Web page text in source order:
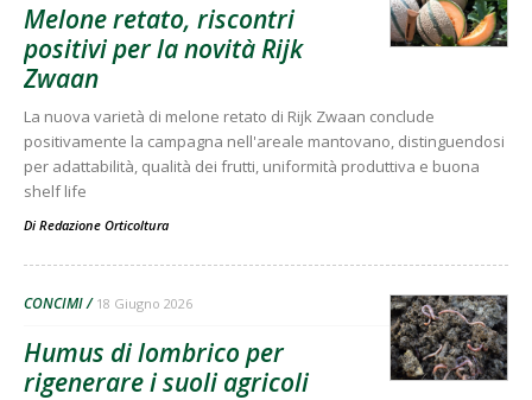
Melone retato, riscontri
positivi per la novità Rijk
Zwaan
La nuova varietà di melone retato di Rijk Zwaan conclude
positivamente la campagna nell'areale mantovano, distinguendosi
per adattabilità, qualità dei frutti, uniformità produttiva e buona
shelf life
Di Redazione Orticoltura
CONCIMI 18 Giugno 2026
Humus di lombrico per
rigenerare i suoli agricoli